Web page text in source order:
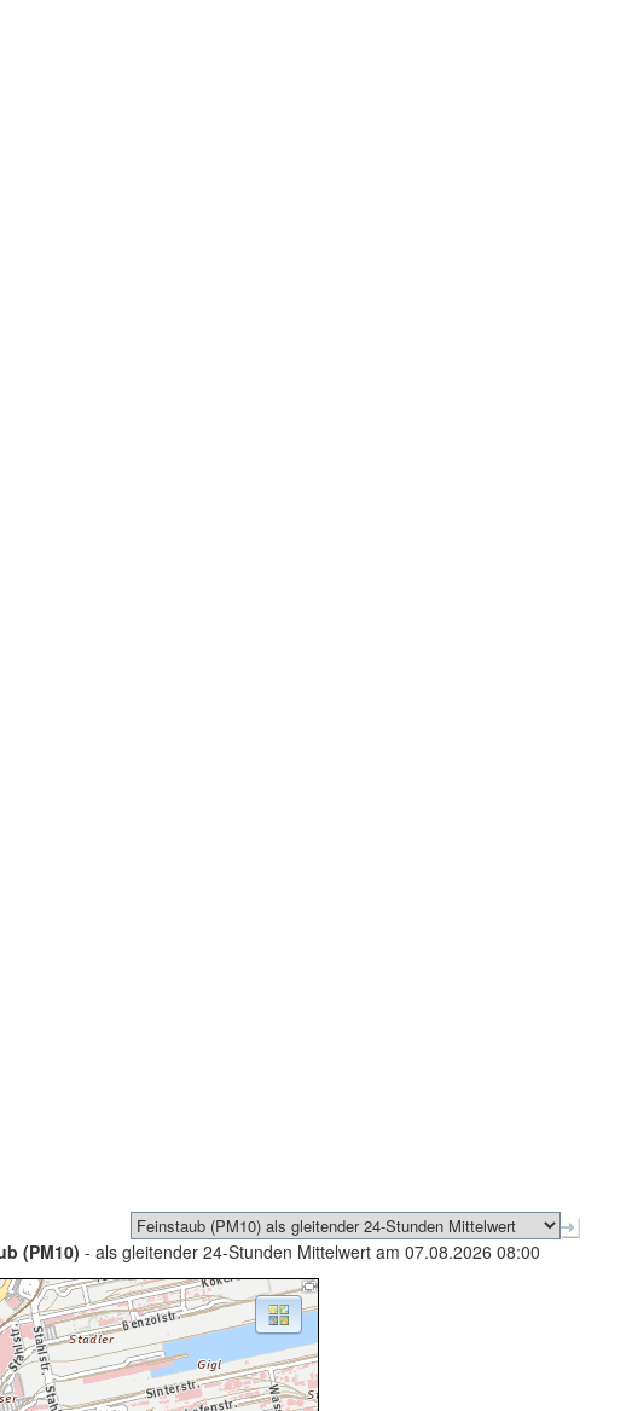
(PM10) - als gleitender 24-Stunden Mittelwert am 07.08.2026 08:00